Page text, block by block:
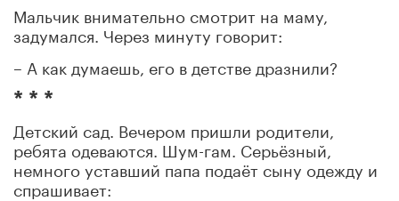
Мальчик внимательно смотрит на маму,
задумался. Через минуту говорит:
– А как думаешь, его в детстве дразнили?
* * *
Детский сад. Вечером пришли родители,
ребята одеваются. Шум-гам. Серьёзный,
немного уставший папа подаёт сыну одежду и
спрашивает: